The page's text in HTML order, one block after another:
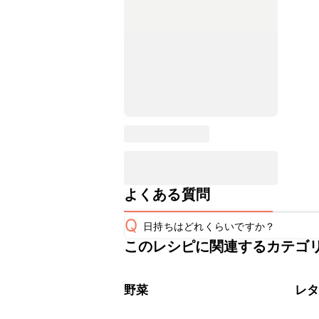
よくある質問
Q 日持ちはどれくらいですか？
保存期間は冷蔵で当日中が目安です
※日持ちは目安です。
このレシピに関連するカテゴ
野菜 レ